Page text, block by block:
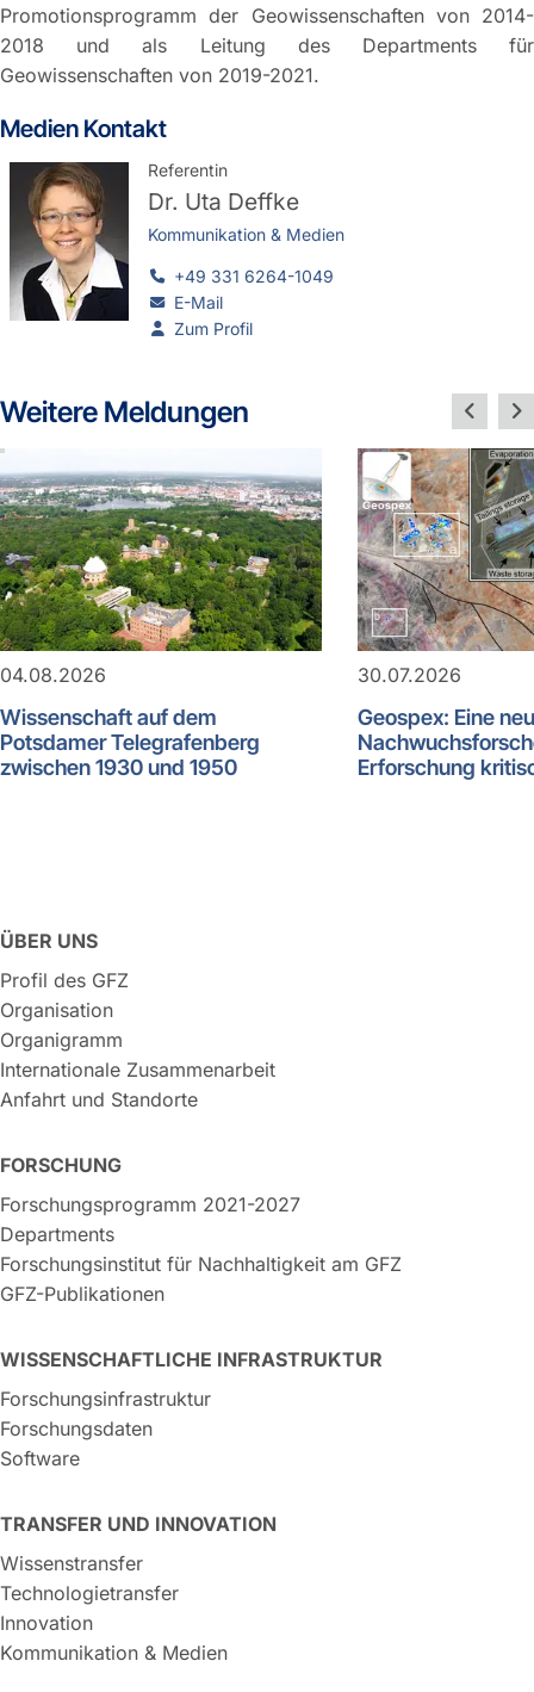
Promotionsprogramm der Geowissenschaften von 2014-
2018 und als Leitung des Departments für
Geowissenschaften von 2019-2021.
Medien Kontakt
Referentin
Dr. Uta Deffke
Kommunikation & Medien
+49 331 6264-1049
E-Mail
Zum Profil
Weitere Meldungen
04.08.2026
Wissenschaft auf dem
Potsdamer Telegrafenberg
zwischen 1930 und 1950
30.07.2026
Geospex: Eine
Erforschung
ÜBER UNS
Profil des GFZ
Organisation
Organigramm
Internationale Zusammenarbeit
Anfahrt und Standorte
FORSCHUNG
Forschungsprogramm 2021-2027
Departments
Forschungsinstitut für Nachhaltigkeit am GFZ
GFZ-Publikationen
WISSENSCHAFTLICHE INFRASTRUKTUR
Forschungsinfrastruktur
Forschungsdaten
Software
TRANSFER UND INNOVATION
Wissenstransfer
Technologietransfer
Innovation
Kommunikation & Medien